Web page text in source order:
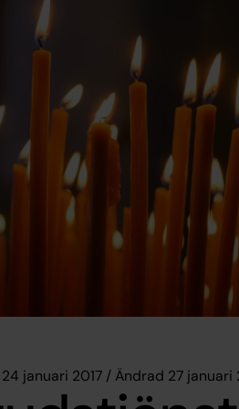
januari 2017 / Ändrad 27 januari